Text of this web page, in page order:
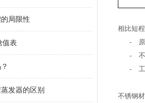
局限性
值表
发器的区别
相比短
-
-
-
不锈钢